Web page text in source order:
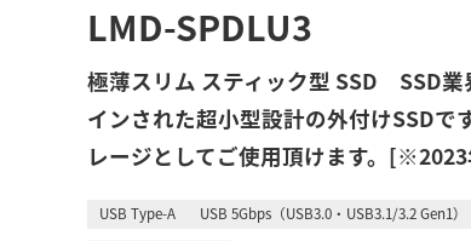
LMD-SPDLU3
極薄スリム スティック型 SSD SSD
インされた超小型設計の外付けSSDで
レージとしてご使用頂けます。
USB Type-A USB 5Gbps（USB3.0・USB3.1/3.2 Gen1）